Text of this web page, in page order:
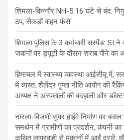
शिमला-किन्नौर NH-5 16 घंटे से बंद:
ठप, सैकड़ों वाहन फंसे
शिमला पुलिस के 3 कर्मचारी सस्पेंड: SI ने
जवानों पर ड्यूटी के दौरान शराब पीने का
हिमाचल में स्वास्थ्य व्यवस्था आईसीयू में,
में व्यस्त: शैलेंद्र गुप्ता नीति आयोग की
अध्यक्ष ने अस्पतालों की बदहाली और
नारला-बिजणी सुपर हाईवे निर्माण पर
समर्थन में ग्रामीणों का प्रदर्शन, कंपनी